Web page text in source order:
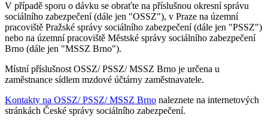
V případě sporu o dávku se obraťte na příslušnou okresní správu
sociálního zabezpečení (dále jen "OSSZ"), v Praze na územní
pracoviště Pražské správy sociálního zabezpečení (dále jen "PSSZ")
nebo na územní pracoviště Městské správy sociálního zabezpečení
Brno (dále jen "MSSZ Brno").
Místní příslušnost OSSZ/ PSSZ/ MSSZ Brno je určena u
zaměstnance sídlem mzdové účtárny zaměstnavatele.
Kontakty na OSSZ/ PSSZ/ MSSZ Brno naleznete na internetových
stránkách České správy sociálního zabezpečení.